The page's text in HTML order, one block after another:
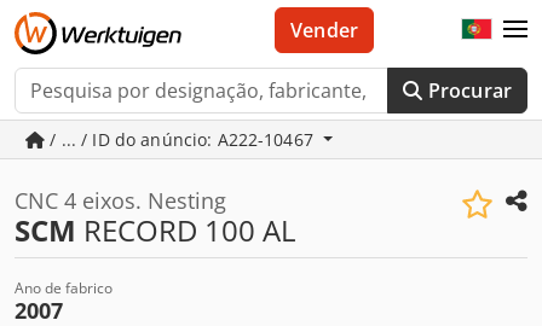
Procurar
Vender
/ ... / ID do anúncio: A222-10467
CNC 4 eixos. Nesting
SCM RECORD 100 AL
Ano de fabrico
2007